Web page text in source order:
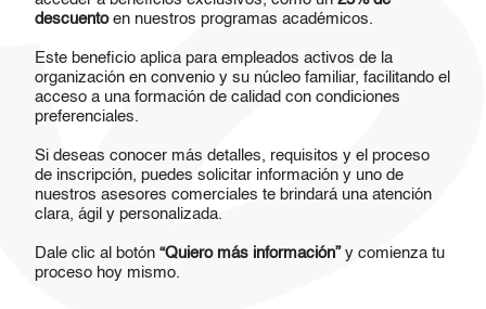
descuentoen nuestros programas académicos.
Este beneficio aplica para empleados activos de la
organización en convenio y su núcleo familiar, facilitando el
acceso a una formación de calidad con condiciones
preferenciales.
Si deseas conocer más detalles, requisitos y el proceso
de inscripción, puedes solicitar información y uno de
nuestros asesores comerciales te brindará una atención
clara, ágil y personalizada.
Dale clic al botón“Quiero más información”y comienza tu
proceso hoy mismo.